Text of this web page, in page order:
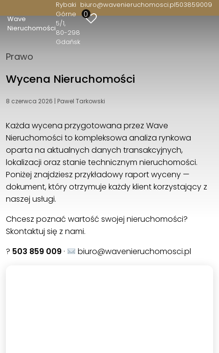
Wave
Nieruchomości
Rybaki
Górne
5/1
80-298
Gdańsk
biuro@wavenieruchomosci.pl503859009
0
Wave Nieruchomości
Rybaki Górne 5/1
biuro@wavenieruchomosci.pl
Prawo
Wycena Nieruchomości
8 czerwca 2026 | Pawel Tarkowski
Każda wycena przygotowana przez Wave
Nieruchomości to kompleksowa analiza rynkowa
oparta na aktualnych danych transakcyjnych,
lokalizacji oraz stanie technicznym nieruchomości.
Poniżej znajdziesz przykładowy raport wyceny —
dokument, który otrzymuje każdy klient korzystający z
naszej usługi.
Chcesz poznać wartość swojej nieruchomości?
Skontaktuj się z nami.
? 503 859 009 · biuro@wavenieruchomosci.pl